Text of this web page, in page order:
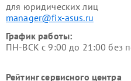
для юридических лиц
manager@fix-asus.ru
График работы:
ПН-ВСК с 9:00 до 21:00 без
Рейтинг сервисного центра